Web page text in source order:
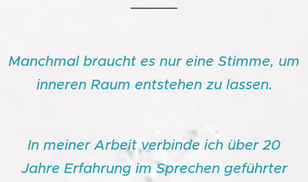
Manchmal braucht es nur eine Stimme, um
inneren Raum entstehen zu lassen.
In meiner Arbeit verbinde ich über 20
Jahre Erfahrung im Sprechen geführter